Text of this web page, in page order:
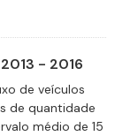
- 2016
de veículos
de quantidade
médio de 15